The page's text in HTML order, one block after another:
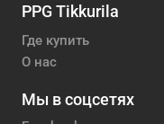
PPG Tikkurila
Где купить
О нас
Мы в соцсетях